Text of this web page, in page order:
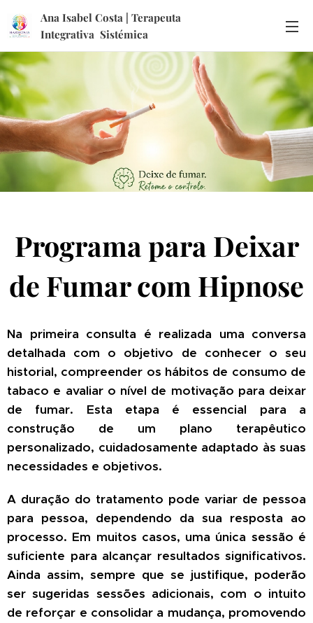
Ana Isabel Costa | Terapeuta
Integrativa Sistémica
Programa para Deixar
de Fumar com Hipnose
Na primeira consulta é realizada uma conversa
detalhada com o objetivo de conhecer o seu
historial, compreender os hábitos de consumo de
tabaco e avaliar o nível de motivação para deixar
de fumar. Esta etapa é essencial para a
construção de um plano terapêutico
personalizado, cuidadosamente adaptado às suas
necessidades e objetivos.
A duração do tratamento pode variar de pessoa
para pessoa, dependendo da sua resposta ao
processo. Em muitos casos, uma única sessão é
suficiente para alcançar resultados significativos.
Ainda assim, sempre que se justifique, poderão
ser sugeridas sessões adicionais, com o intuito
de reforçar e consolidar a mudança, promovendo